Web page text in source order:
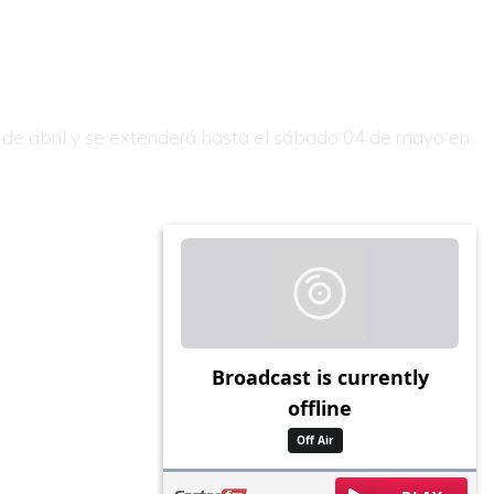
abril y se extenderá hasta el sábado 04 de mayo en